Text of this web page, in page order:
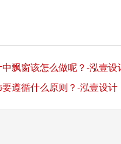
飘窗该怎么做呢？-泓壹设
遵循什么原则？-泓壹设计